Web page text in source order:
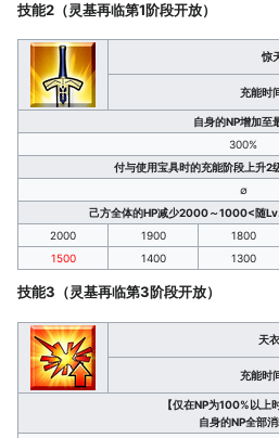
技能2（灵基再临第1阶段开放）
惊
充能时
自身的NP增加至
300%
付与使用宝具时的充能阶段上升2
∅
己方全体的HP减少2000～1000<随Lv.
2000
1900 1800
1500
1400 1300
技能3（灵基再临第3阶段开放）
天
充能时
【仅在NP为100%以上
自身的NP全部